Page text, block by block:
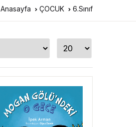
Anasayfa ÇOCUK 6.Sınıf